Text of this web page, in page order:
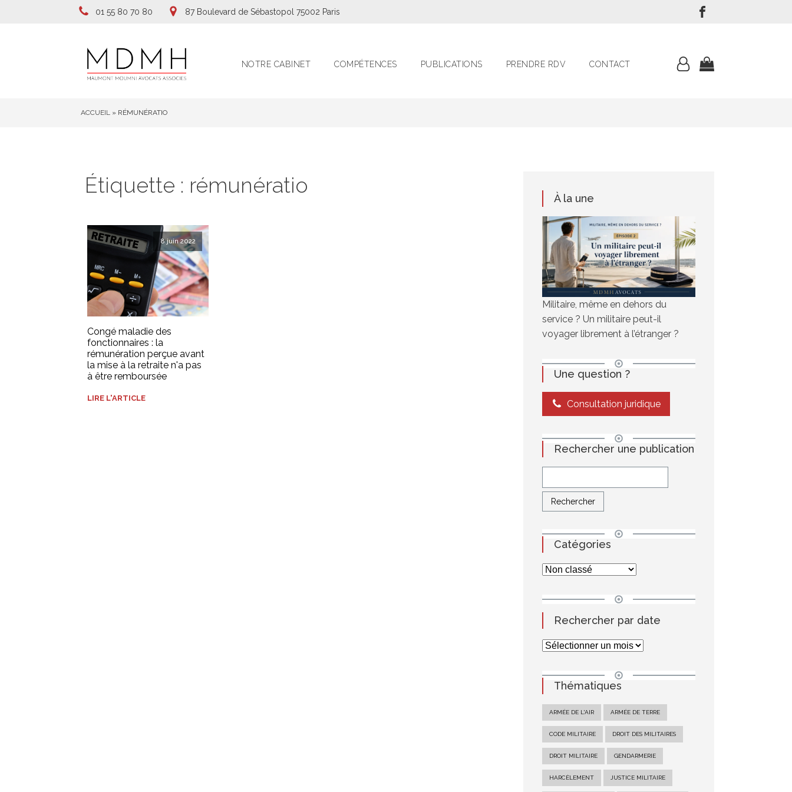
01 55 80 70 80 87 Boulevard de Sébastopol 75002 Paris
NOTRE CABINET COMPÉTENCES PUBLICATIONS PRENDRE RDV CONTACT
ACCUEIL » RÉMUNÉRATIO
Étiquette : rémunératio
8 juin 2022
Congé maladie des
fonctionnaires : la
rémunération perçue avant
la mise à la retraite n'a pas
à être remboursée
LIRE L'ARTICLE
À la une
Militaire, même en dehors du
service ? Un militaire peut-il
voyager librement à l’étranger ?
Une question ?
Consultation juridique
Rechercher une publication
Catégories
Rechercher par date
Thématiques
ARMÉE DE L'AIR ARMÉE DE TERRE
CODE MILITAIRE DROIT DES MILITAIRES
DROIT MILITAIRE GENDARMERIE
HARCÈLEMENT JUSTICE MILITAIRE